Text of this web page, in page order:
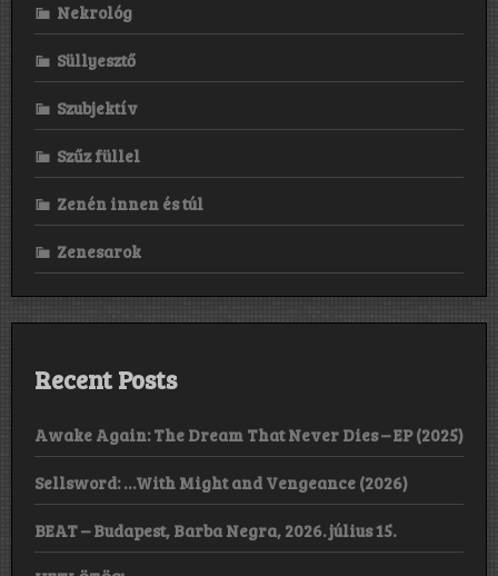
Nekrológ
Süllyesztő
Szubjektív
Szűz füllel
Zenén innen és túl
Zenesarok
Recent Posts
Awake Again: The Dream That Never Dies – EP (2025)
Sellsword: …With Might and Vengeance (2026)
BEAT – Budapest, Barba Negra, 2026. július 15.